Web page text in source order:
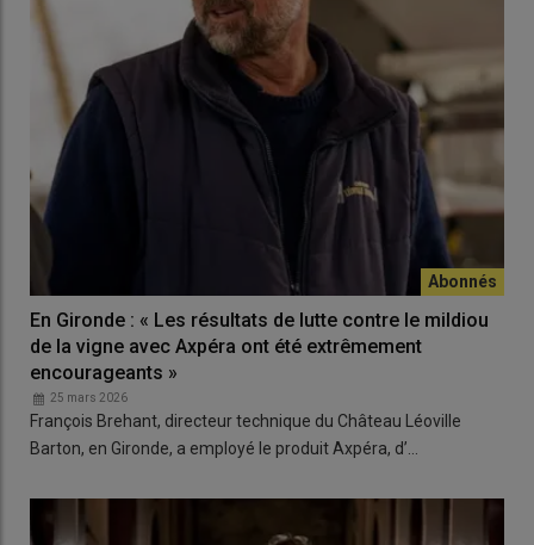
En Gironde : « Les résultats de lutte contre le mildiou
de la vigne avec Axpéra ont été extrêmement
encourageants »
25 mars 2026
François Brehant, directeur technique du Château Léoville
Barton, en Gironde, a employé le produit Axpéra, d’…